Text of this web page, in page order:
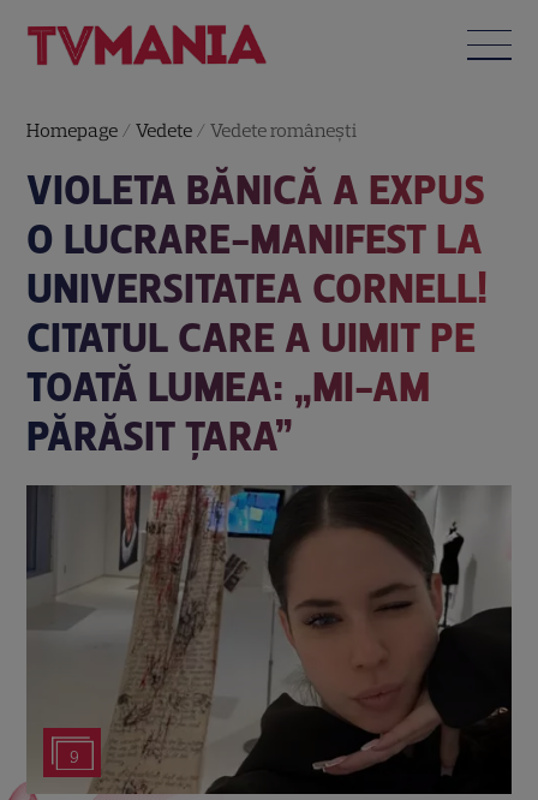
Homepage /Vedete /Vedete româneşti
VIOLETA BĂNICĂ A EXPUS
O LUCRARE-MANIFEST LA
UNIVERSITATEA CORNELL!
CITATUL CARE A UIMIT PE
TOATĂ LUMEA: „MI-AM
PĂRĂSIT ȚARA”
9